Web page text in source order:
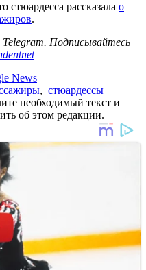
стюардесса рассказала о
.
Telegram. Подписывайтесь
News
, стюардессы
необходимый текст и
об этом редакции.